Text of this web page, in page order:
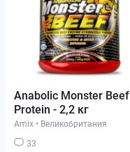
Anabolic Monster Beef
Protein - 2,2 кг
Amix • Великобритания
33